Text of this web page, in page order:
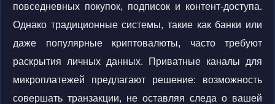
повседневных покупок, подписок и контент-доступа.
Однако традиционные системы, такие как банки или
даже популярные криптовалюты, часто требуют
раскрытия личных данных. Приватные каналы для
микроплатежей предлагают решение: возможность
совершать транзакции, не оставляя следа о вашей